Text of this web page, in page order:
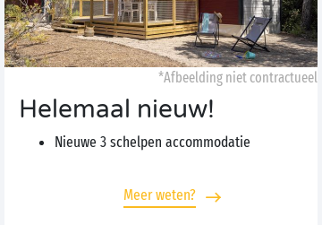
*Afbeelding niet contractueel
Helemaal nieuw!
Nieuwe 3 schelpen accommodatie
Meer weten?